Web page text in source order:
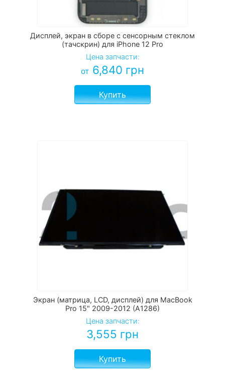
Дисплей, экран в сборе с сенсорным стеклом
(тачскрин) для iPhone 12 Pro
Цена запчасти:
от 6,840 грн
Купить
Экран (матрица, LCD, дисплей) для MacBook
Pro 15" 2009-2012 (A1286)
Цена запчасти:
3,555 грн
Купить